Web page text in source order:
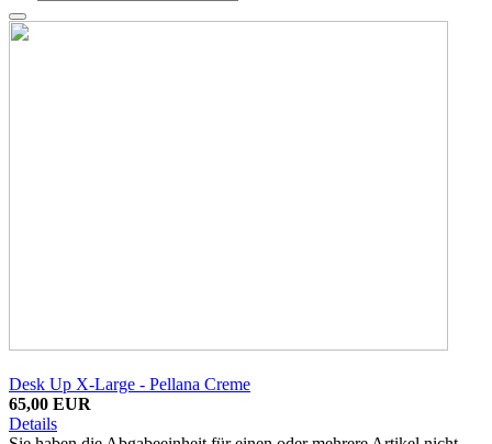
Desk Up X-Large - Pellana Creme
65,00 EUR
Details